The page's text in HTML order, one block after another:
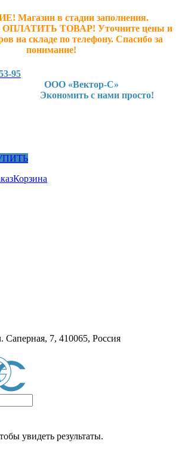
Магазин в стадии заполнения.
ТОВАР! Уточните цены и
на складе по телефону. Спасибо за
понимание!
95
ООО «Вектор-С»
с нами просто!
Корзина
Саперная, 7, 410065, Россия
увидеть результаты.